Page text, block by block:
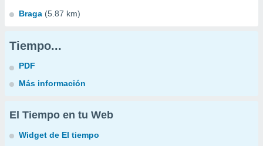
Braga (5.87 km)
Tiempo...
PDF
Más información
El Tiempo en tu Web
Widget de El tiempo